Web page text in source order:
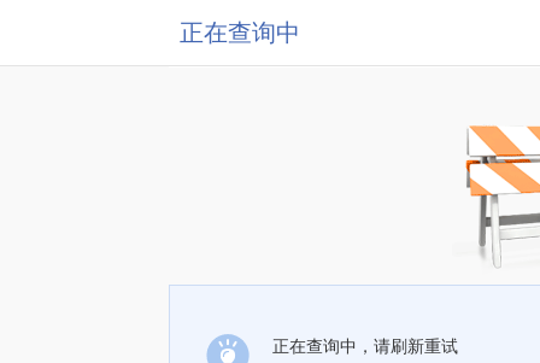
正在查询中
正在查询中，请刷新重试